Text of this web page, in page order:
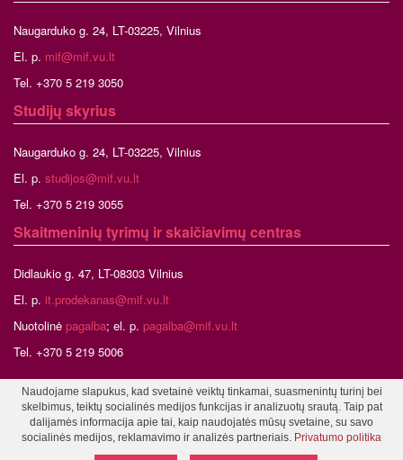
Naugarduko g. 24, LT-03225, Vilnius
El. p. mif@mif.vu.lt
Tel. +370 5 219 3050
Studijų skyrius
Naugarduko g. 24, LT-03225, Vilnius
El. p. studijos@mif.vu.lt
Tel. +370 5 219 3055
Skaitmeninių tyrimų ir skaičiavimų centras
Didlaukio g. 47, LT-08303 Vilnius
El. p. it.prodekanas@mif.vu.lt
Nuotolinė pagalba; el. p. pagalba@mif.vu.lt
Tel. +370 5 219 5006
©2026 Vilniaus universitetas, Matematikos ir informatikos fakultetas
Tinklalapio administratorius
Naudojame slapukus, kad svetainė veiktų tinkamai, suasmenintų turinį bei
skelbimus, teiktų socialinės medijos funkcijas ir analizuotų srautą. Taip pat
dalijamės informacija apie tai, kaip naudojatės mūsų svetaine, su savo
socialinės medijos, reklamavimo ir analizės partneriais. Privatumo politika